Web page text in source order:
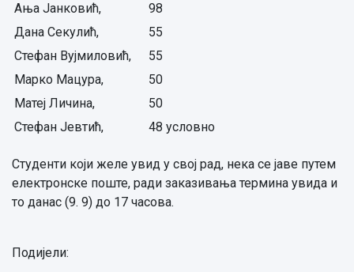
Ања Јанковић,
98
Дана Секулић,
55
Стефан Вујмиловић,
55
Марко Мацура,
50
Матеј Личина,
50
Стефан Јевтић,
48 условно
Студенти који желе увид у свој рад, нека се јаве путем
електронске поште, ради заказивања термина увида и
то данас (9. 9) до 17 часова.
Подијели: